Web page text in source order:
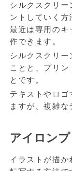
シルクスクリー
ントしていく方
最近は専用のキ
作できます。
シルクスクリー
ことと、プリン
とです。
テキストやロゴ
ますが、複雑な
アイロン
イラストが描か